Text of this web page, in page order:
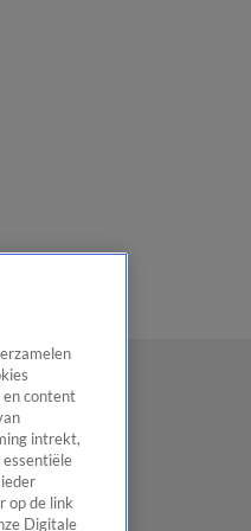
en content
intrekt,
op de link
Digitale